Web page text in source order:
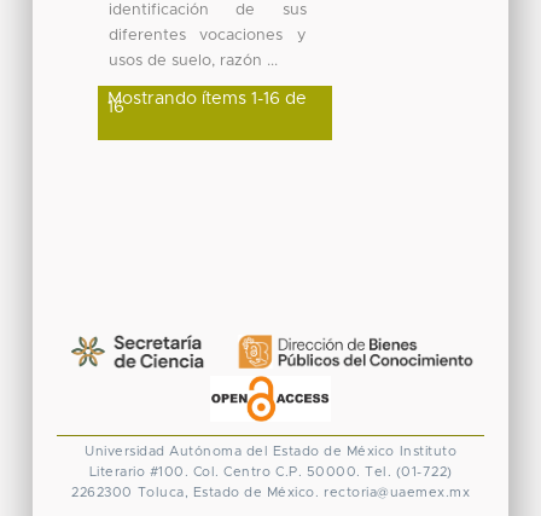
identificación de sus
diferentes vocaciones y
usos de suelo, razón ...
Mostrando ítems 1-16 de
16
Universidad Autónoma del Estado de México
Instituto
Literario #100. Col. Centro C.P. 50000. Tel. (01-722)
2262300 Toluca, Estado de México. rectoria@uaemex.mx